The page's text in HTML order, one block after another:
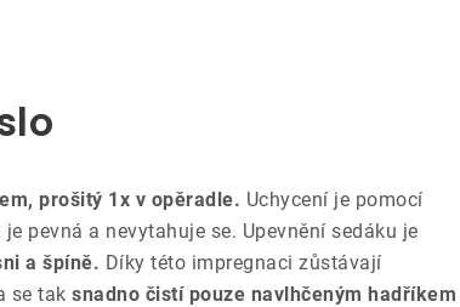
prošitý 1x v opěradle. Uchycení je pomocí
pevná a nevytahuje se. Upevnění sedáku je
a špíně. Díky této impregnaci zůstávají
se tak snadno čistí pouze navlhčeným hadříkem